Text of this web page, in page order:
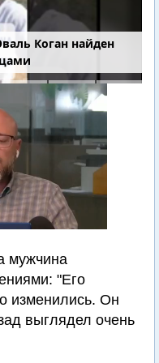
Коган найден
мужчина
"Его
изменились. Он
выглядел очень